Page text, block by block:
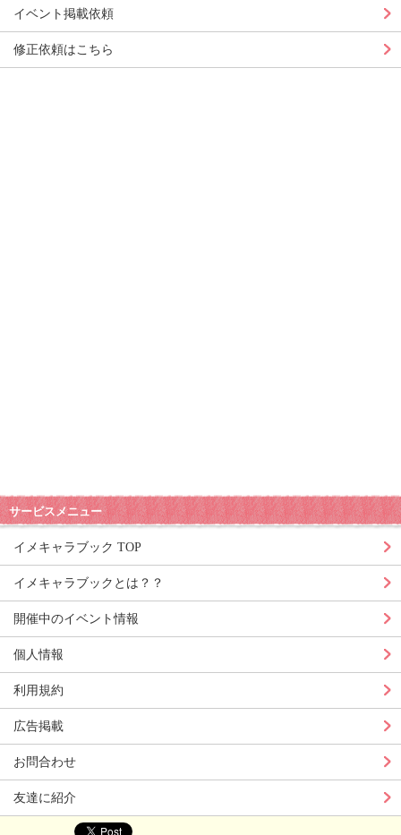
イベント掲載依頼
修正依頼はこちら
サービスメニュー
イメキャラブック TOP
イメキャラブックとは？？
開催中のイベント情報
個人情報
利用規約
広告掲載
お問合わせ
友達に紹介